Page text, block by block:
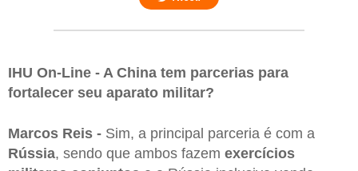
IHU On-Line - A China tem parcerias para
fortalecer seu aparato militar?
Marcos Reis - Sim, a principal parceria é com a
Rússia, sendo que ambos fazem exercícios